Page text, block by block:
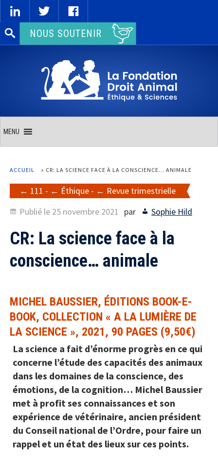
Rechercher :NOUS SOUTENIR
MENU
ACCUEIL » CR: LA SCIENCE FACE À LA CONSCIENCE… ANIMALE
111 - Éthique -
Revue trimestrielle
Publié le 25 novembre 2021 par Sophie Hild
CR: La science face à la
conscience… animale
MICHEL BAUSSIER, ÉDITIONS BOOK-E-
BOOK, COLLECTION « A LA LUMIÈRE DE
LA SCIENCE », 2021, 90 PAGES (9,50€)
La science a fait d’énorme progrès en ce qui
concerne l’étude des capacités des animaux
dans les domaines de la conscience, des
émotions, de la cognition… Michel Baussier
met à profit ses connaissances et son
expérience de vétérinaire, ancien président
du Conseil national de l’Ordre, pour faire un
rappel et un état des lieux sur ces points.